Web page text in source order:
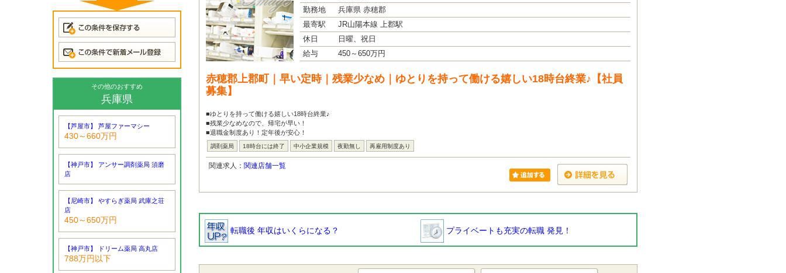
その他のおすすめ
兵庫県
【芦屋市】 芦屋ファーマシー
430～660万円
【神戸市】 アンサー調剤薬局 須磨
店
【尼崎市】 やすらぎ薬局 武庫之荘
店
450～650万円
【神戸市】 ドリーム薬局 高丸店
788万円以下
勤務地
兵庫県 赤穂郡
最寄駅
JR山陽本線 上郡駅
休日
日曜、祝日
給与
450～650万円
赤穂郡上郡町｜早い定時｜残業少なめ｜ゆとりを持って働ける嬉しい18時台終業♪【社員
募集】
■ゆとりを持って働ける嬉しい18時台終業♪
■残業少なめなので、帰宅が早い！
■退職金制度あり！定年後が安心！
調剤薬局 18時台には終了 中小企業規模 夜勤無し 再雇用制度あり
関連求人： 関連店舗一覧
転職後 年収はいくらになる？ プライベートも充実の転職 発見！